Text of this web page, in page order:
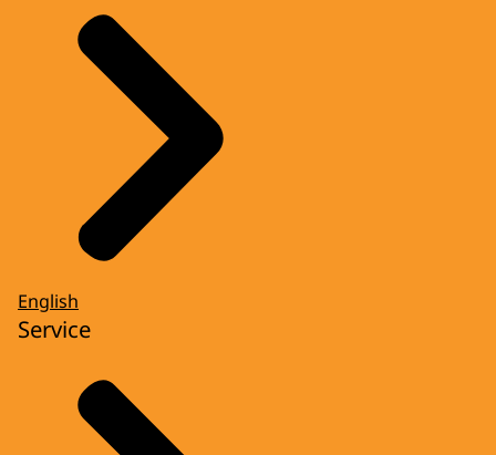
English
Service